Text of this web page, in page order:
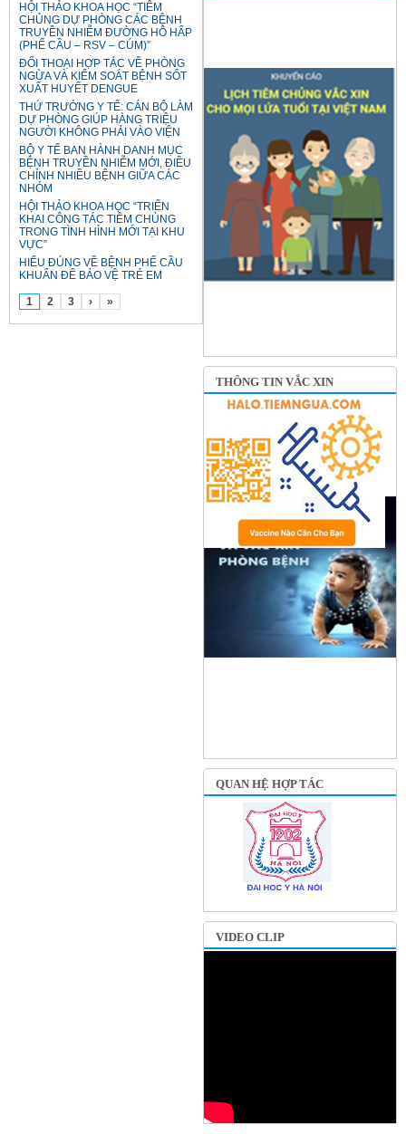
HỘI THẢO KHOA HỌC “TIÊM
CHỦNG DỰ PHÒNG CÁC BỆNH
TRUYỀN NHIỄM ĐƯỜNG HÔ HẤP
(PHẾ CẦU – RSV – CÚM)”
ĐỐI THOẠI HỢP TÁC VỀ PHÒNG
NGỪA VÀ KIỂM SOÁT BỆNH SỐT
XUẤT HUYẾT DENGUE
THỨ TRƯỞNG Y TẾ: CÁN BỘ LÀM
DỰ PHÒNG GIÚP HÀNG TRIỆU
NGƯỜI KHÔNG PHẢI VÀO VIỆN
BỘ Y TẾ BAN HÀNH DANH MỤC
BỆNH TRUYỀN NHIỄM MỚI, ĐIỀU
CHỈNH NHIỀU BỆNH GIỮA CÁC
NHÓM
HỘI THẢO KHOA HỌC “TRIỂN
KHAI CÔNG TÁC TIÊM CHỦNG
TRONG TÌNH HÌNH MỚI TẠI KHU
VỰC”
HIỂU ĐÚNG VỀ BỆNH PHẾ CẦU
KHUẨN ĐỂ BẢO VỆ TRẺ EM
1 2 3 › »
THÔNG TIN VẮC XIN
QUAN HỆ HỢP TÁC
VIDEO CLIP